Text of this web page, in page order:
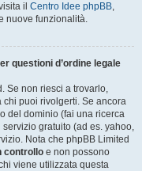
il Centro Idee phpBB,
nuove funzionalità.
questioni d’ordine legale
Se non riesci a trovarlo,
puoi rivolgerti. Se ancora
del dominio (fai una ricerca
gratuito (ad es. yahoo,
Nota che phpBB Limited
controllo e non possono
viene utilizzata questa